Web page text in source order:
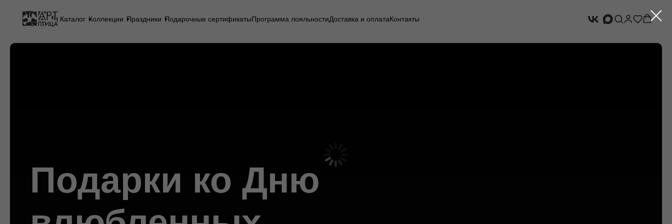
Каталог Коллекции Праздники Подарочные сертификатыПрограмма лояльностиДоставка и оплатаКонтакты
Подарки ко Дню